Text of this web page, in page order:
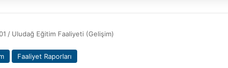
/ Uludağ Eğitim Faaliyeti (Gelişim)
Faaliyet Raporları